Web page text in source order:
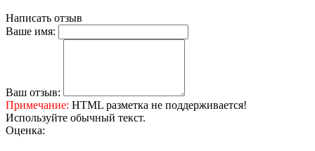
Написать отзыв
Ваше имя:
Ваш отзыв:
Примечание: HTML разметка не поддерживается!
Используйте обычный текст.
Оценка: